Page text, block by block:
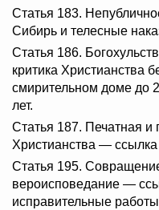
Статья 183.
Сибирь и телесные
Статья 186.
критика Христианства
смирительном доме до
лет.
Статья 187. Печатная и
Христианства —
Статья 195.
вероисповедание —
исправительные